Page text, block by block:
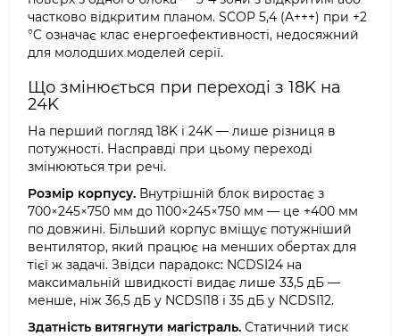
частково відкритим планом. SCOP 5,4 (A+++) при +2
°C означає клас енергоефективності, недосяжний
для молодших моделей серії.
Що змінюється при переході з 18K на
24K
На перший погляд 18K і 24K — лише різниця в
потужності. Насправді при цьому переході
змінюються три речі.
Розмір корпусу. Внутрішній блок виростає з
700×245×750 мм до 1100×245×750 мм — це +400 мм
по довжині. Більший корпус вміщує потужніший
вентилятор, який працює на менших обертах для
тієї ж задачі. Звідси парадокс: NCDSI24 на
максимальній швидкості видає лише 33,5 дБ —
менше, ніж 36,5 дБ у NCDSI18 і 35 дБ у NCDSI12.
Здатність витягнути магістраль. Статичний тиск